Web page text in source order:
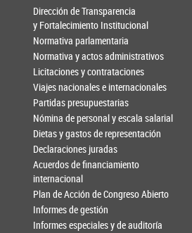
Dirección de Transparencia
y Fortalecimiento Institucional
Normativa parlamentaria
Normativa y actos administrativos
Licitaciones y contrataciones
Viajes nacionales e internacionales
Partidas presupuestarias
Nómina de personal y escala salarial
Dietas y gastos de representación
Declaraciones juradas
Acuerdos de financiamiento
internacional
Plan de Acción de Congreso Abierto
Informes de gestión
Informes especiales y de auditoría